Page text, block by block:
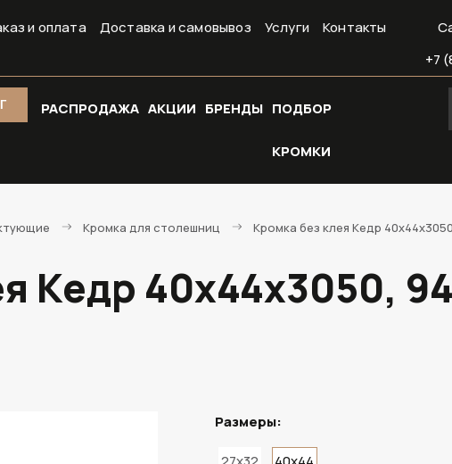
и оплата Доставка и самовывоз Услуги Контакты
+7
РАСПРОДАЖА АКЦИИ БРЕНДЫ ПОДБОР
КРОМКИ
Кромка для столешниц Кромка без клея Кедр
Кедр 40х44х3050,
Размеры: